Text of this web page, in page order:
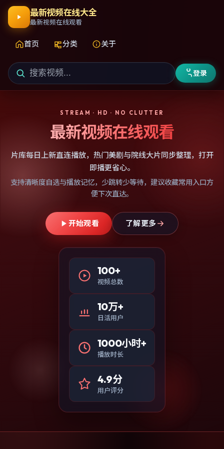
最新视频在线大全
最新视频在线观看
首页 分类 关于
登录
STREAM · HD · NO CLUTTER
最新视频在线观看
片库每日上新直连播放，热门美剧与院线大片同步整理，打开
即播更省心。
支持清晰度自选与播放记忆，少跳转少等待，建议收藏常用入口方
便下次直达。
开始观看 了解更多
100+
视频总数
10万+
日活用户
1000小时+
播放时长
4.9分
用户评分